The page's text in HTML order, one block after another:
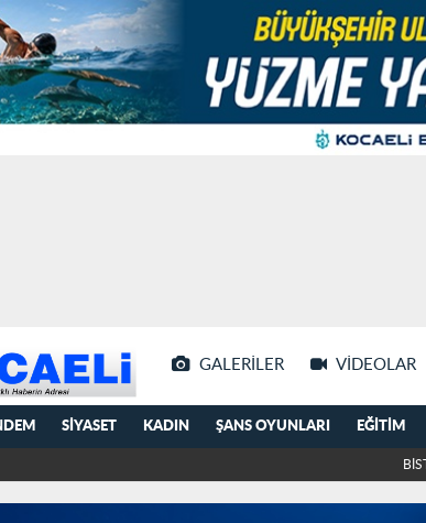
GALERILER VIDEOLAR
SIYASET KADIN ŞANS OYUNLARI EĞITIM
BİST